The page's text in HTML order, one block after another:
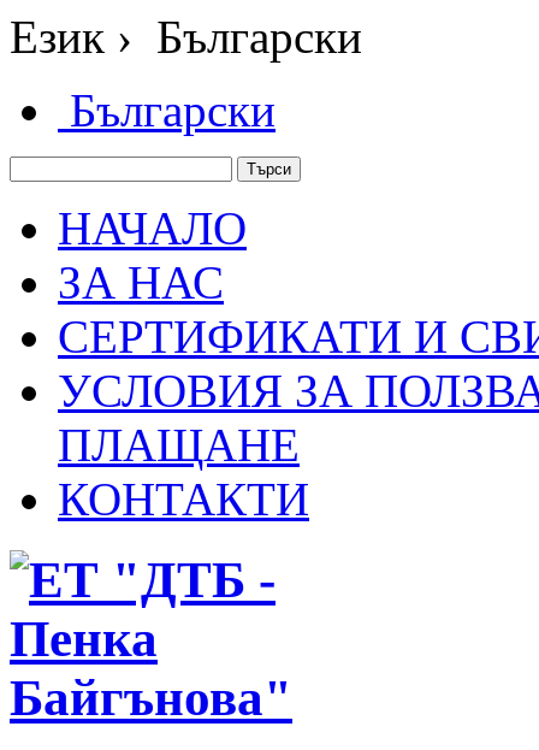
Език › Български
Български
НАЧАЛО
ЗА НАС
СЕРТИФИКАТИ И
УСЛОВИЯ ЗА
ПЛАЩАНЕ
КОНТАКТИ